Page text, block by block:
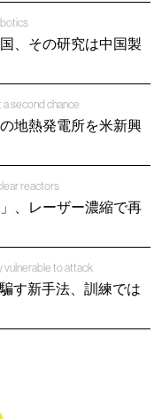
、その研究は中国製
second chance
地熱発電所を米新興
reactors
、レーザー濃縮で再
vulnerable to attack
す新手法、訓練では